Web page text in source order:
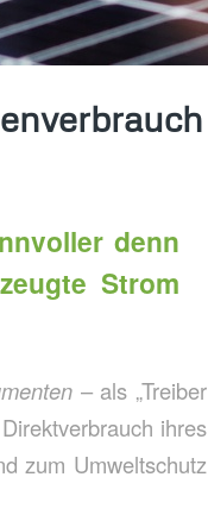
denn
Strom
– als „Treiber
ihres
zum Umweltschutz